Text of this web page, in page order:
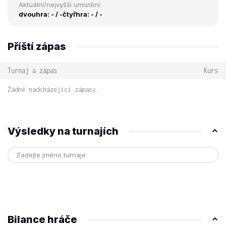
Aktuální/nejvyšší umístění:
dvouhra: - / -čtyřhra: - / -
Příští zápas
Turnaj a zápas Kurs
Žádné nadcházející zápasy.
Výsledky na turnajích
Bilance hráče